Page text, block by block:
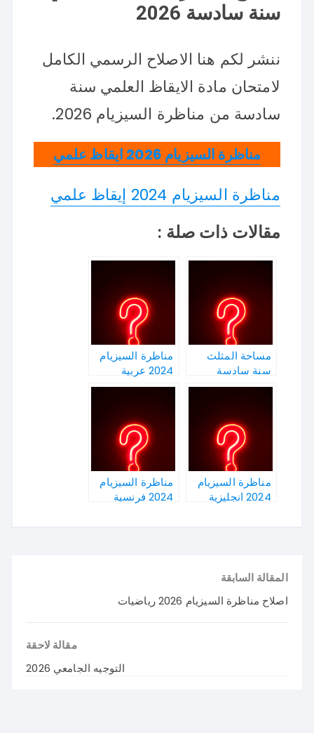
سنة سادسة 2026
ننشر لكم هنا الاصلاح الرسمي الكامل
لامتحان مادة الايقاظ العلمي سنة
سادسة من مناظرة السيزيام 2026.
مناظرة السيزيام 2026 ايقاظ علمي
مناظرة السيزيام 2024 إيقاظ علمي
مقالات ذات صلة :
مساحة المثلث
سنة سادسة
مناظرة السيزيام
2024 عربية
مناظرة السيزيام
2024 انجليزية
مناظرة السيزيام
2024 فرنسية
المقالة السابقة
اصلاح مناظرة السيزيام 2026 رياضيات
مقالة لاحقة
التوجيه الجامعي 2026